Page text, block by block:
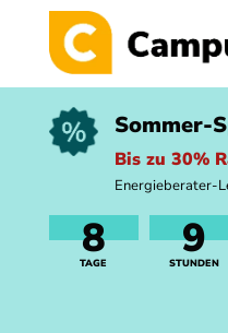
Sommer-
Bis zu 30%
Energieberater-
8
TAGE 9
STUNDEN